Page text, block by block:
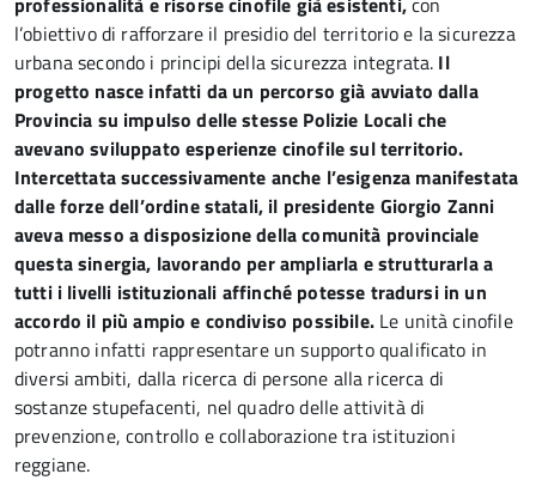
l’obiettivo di rafforzare il presidio del territorio e la sicurezza
urbana secondo i principi della sicurezza integrata. Il
progetto nasce infatti da un percorso già avviato dalla
Provincia su impulso delle stesse Polizie Locali che
avevano sviluppato esperienze cinofile sul territorio.
Intercettata successivamente anche l’esigenza manifestata
dalle forze dell’ordine statali, il presidente Giorgio Zanni
aveva messo a disposizione della comunità provinciale
questa sinergia, lavorando per ampliarla e strutturarla a
tutti i livelli istituzionali affinché potesse tradursi in un
accordo il più ampio e condiviso possibile.Le unità cinofile
potranno infatti rappresentare un supporto qualificato in
diversi ambiti, dalla ricerca di persone alla ricerca di
sostanze stupefacenti, nel quadro delle attività di
prevenzione, controllo e collaborazione tra istituzioni
reggiane.